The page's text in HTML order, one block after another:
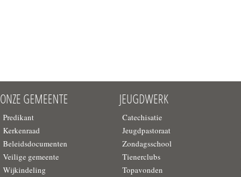
ONZE GEMEENTE
Predikant
Kerkenraad
Beleidsdocumenten
Veilige gemeente
Wijkindeling
JEUGDWERK
Catechisatie
Jeugdpastoraat
Zondagsschool
Tienerclubs
Topavonden